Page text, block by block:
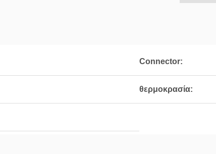
Connector:
θερμοκρασία: